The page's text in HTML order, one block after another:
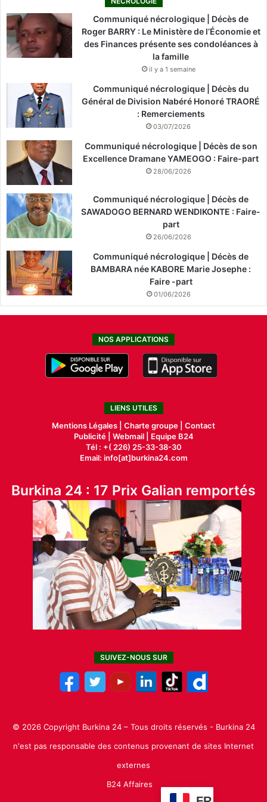
Communiqué nécrologique | Décès de
Roger BARRY : Le Ministère de l’Économie et
des Finances présente ses condoléances à
la famille
il y a 1 semaine
Communiqué nécrologique | Décès du
Général de Division Nabéré Honoré TRAORÉ
: Remerciements
03/07/2026
Communiqué nécrologique | Décès de son
Excellence Dramane YAMEOGO : Faire-part
28/06/2026
Communiqué nécrologique | Décès de
SAWADOGO BERNARD WENDIKONTE : Faire-
part
26/06/2026
Communiqué nécrologique | Décès de
BAMBARA née KABORE Marie Josephe :
Faire -part
01/06/2026
NOS APPLICATIONS
LIENS UTILES
Mentions Légales | Charte groupe | Contact
Publicité| Webmail |
Equipe B24
Tél : +( 226) 25-33-38-30
Email: info[at]burkina24.com
Burkina 24 : 17 Prix Galian remportés
SUIVEZ-NOUS SUR
© 2026 Copyright Burkina 24 – Tous droits réservés - Burkina 24
n'est pas responsable des contenus provenant de sites Internet
externes
B24 Affaires